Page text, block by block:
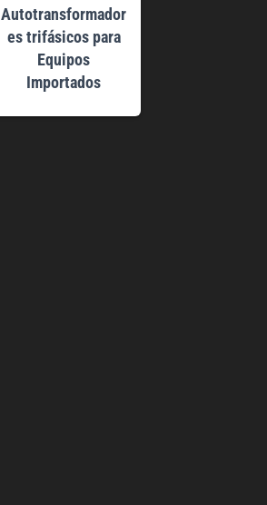
Autotransformador
es trifásicos para
Equipos
Importados